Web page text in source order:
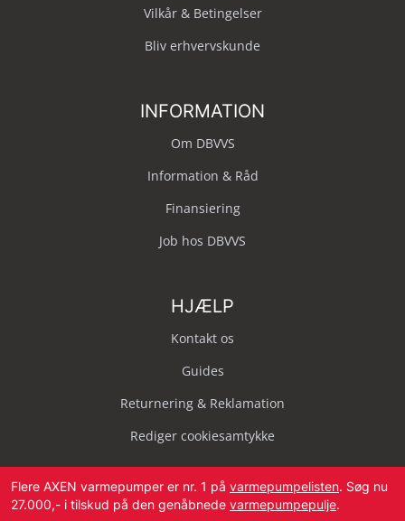
Vilkår & Betingelser
Bliv erhvervskunde
INFORMATION
Om DBVVS
Information & Råd
Finansiering
Job hos DBVVS
HJÆLP
Kontakt os
Guides
Returnering & Reklamation
Rediger cookiesamtykke
Flere AXEN varmepumper er nr. 1 på varmepumpelisten. Søg nu
27.000,- i tilskud på den genåbnede varmepumpepulje.